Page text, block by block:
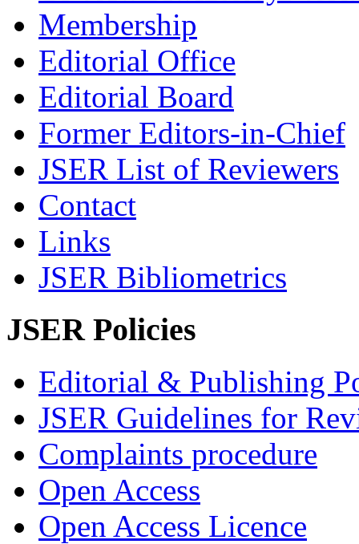
Membership
Editorial Office
Editorial Board
Former Editors-in-Chief
JSER List of Reviewers
Contact
Links
JSER Bibliometrics
JSER Policies
Editorial & Publishing
JSER Guidelines for
Complaints procedure
Open Access
Open Access Licence